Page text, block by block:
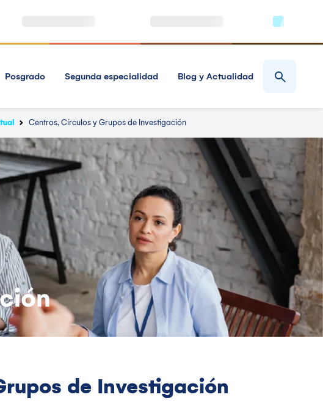
Posgrado Segunda especialidad Blog y Actualidad
Centros, Círculos y Grupos de Investigación
de Investigación